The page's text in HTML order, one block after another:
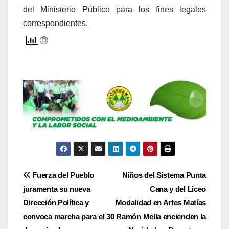
del Ministerio Público para los fines legales
correspondientes.
Navegación
de
entradas
Niños del Sistema Punta
Cana y del Liceo
Modalidad en Artes Matías
Ramón Mella encienden la
Fuerza del Pueblo
juramenta su nueva
Dirección Política y
convoca marcha para el 30